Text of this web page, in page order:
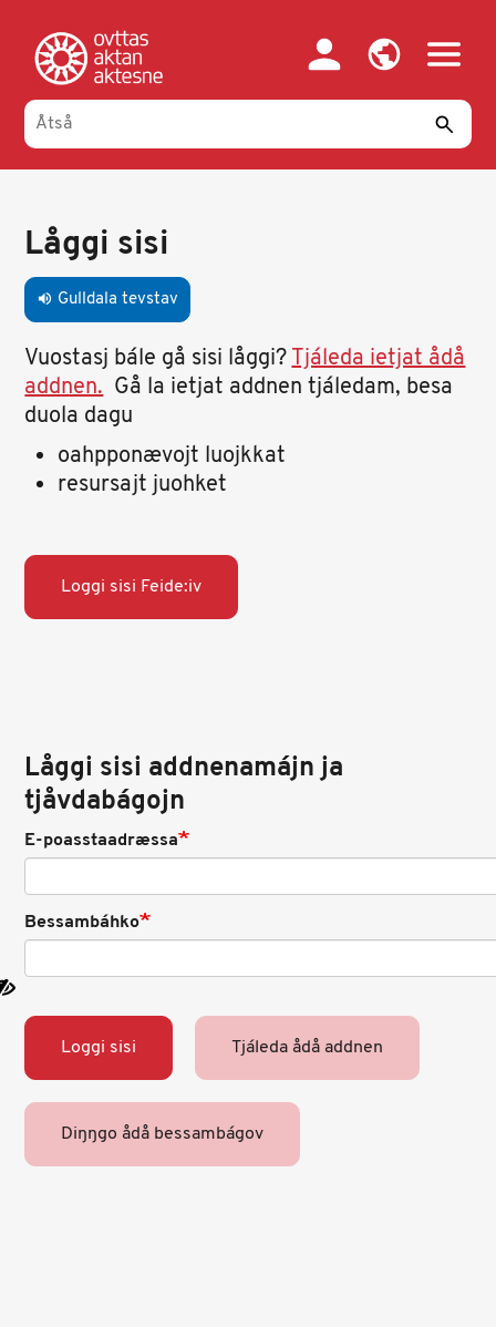
oajvve-
sisadnuj
tabs
Låggi sisi
volume_up Gulldala tevstav
Vuostasj bále gå sisi låggi?Tjáleda ietjat ådå
addnen.Gå la ietjat addnen tjáledam, besa
duola dagu
oahpponævojt luojkkat
resursajt juohket
Loggi sisi Feide:iv
Låggi sisi addnenamájn ja
tjåvdabágojn
E-poasstaadræssa
Bessambáhko
Loggi sisi Tjáleda ådå addnen
Diŋŋgo ådå bessambágov